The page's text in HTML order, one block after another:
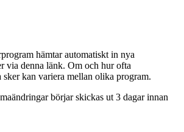
hämtar automatiskt in nya
via denna länk. Om och hur ofta
sker kan variera mellan olika program.
börjar skickas ut 3 dagar innan